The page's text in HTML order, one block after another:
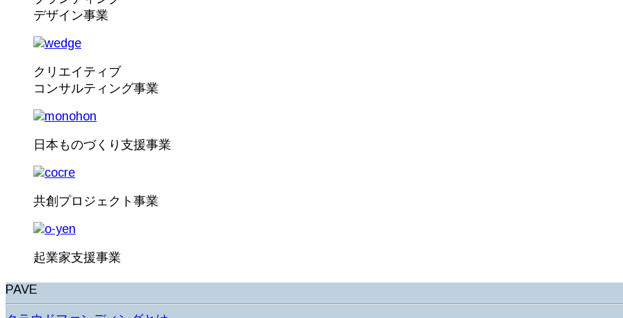
デザイン事業
クリエイティブ
コンサルティング事業
日本ものづくり支援事業
共創プロジェクト事業
起業家支援事業
PAVE